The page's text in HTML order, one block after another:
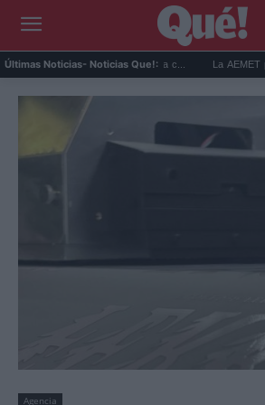
Últimas Noticias- Noticias Que!:
de Ceuta agrieta la c... La AEMET
Agencia